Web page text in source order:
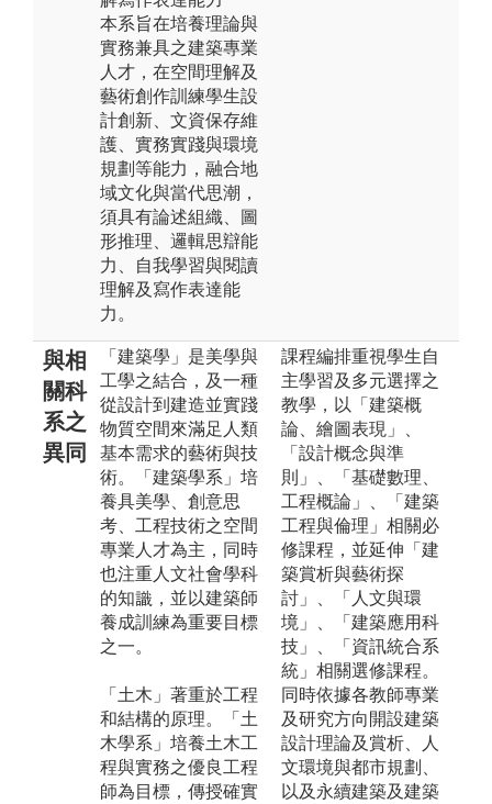
本系旨在培養理論與
實務兼具之建築專業
人才，在空間理解及
藝術創作訓練學生設
計創新、文資保存維
護、實務實踐與環境
規劃等能力，融合地
域文化與當代思潮，
須具有論述組織、圖
形推理、邏輯思辯能
力、自我學習與閱讀
理解及寫作表達能
力。
與相
關科
系之
異同
「建築學」是美學與
工學之結合，及一種
從設計到建造並實踐
物質空間來滿足人類
基本需求的藝術與技
術。「建築學系」培
養具美學、創意思
考、工程技術之空間
專業人才為主，同時
也注重人文社會學科
的知識，並以建築師
養成訓練為重要目標
之一。
「土木」著重於工程
和結構的原理。「土
木學系」培養土木工
程與實務之優良工程
師為目標，傳授確實
課程編排重視學生自
主學習及多元選擇之
教學，以「建築概
論、繪圖表現」、
「設計概念與準
則」、「基礎數理、
工程概論」、「建築
工程與倫理」相關必
修課程，並延伸「建
築賞析與藝術探
討」、「人文與環
境」、「建築應用科
技」、「資訊統合系
統」相關選修課程。
同時依據各教師專業
及研究方向開設建築
設計理論及賞析、人
文環境與都市規劃、
以及永續建築及建築